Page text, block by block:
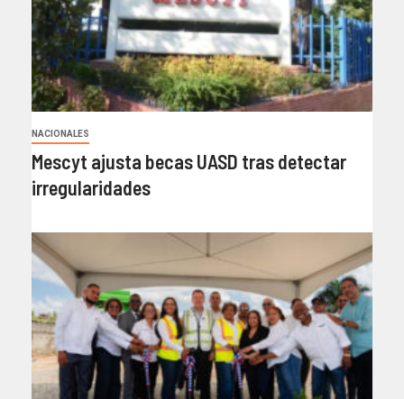
NACIONALES
Mescyt ajusta becas UASD tras detectar
irregularidades